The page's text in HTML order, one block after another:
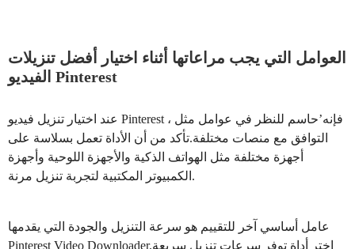
العوامل التي يجب مراعاتها أثناء اختيار أفضل تنزيلات
الفيديو Pinterest
عند اختيار تنزيل فيديو Pinterest ، فإنه’حاسم للنظر في عوامل مثل
التوافق مع منصات مختلفة.تأكد من أن الأداة تعمل بسلاسة على
أجهزة مختلفة مثل الهواتف الذكية والأجهزة اللوحية وأجهزة
الكمبيوتر المكتبية لتجربة تنزيل مرنة.
عامل أساسي آخر للتقييم هو سرعة التنزيل والجودة التي يقدمها
Pinterest Video Downloader.اختر أداة توفر سرعات تنزيل سريعة